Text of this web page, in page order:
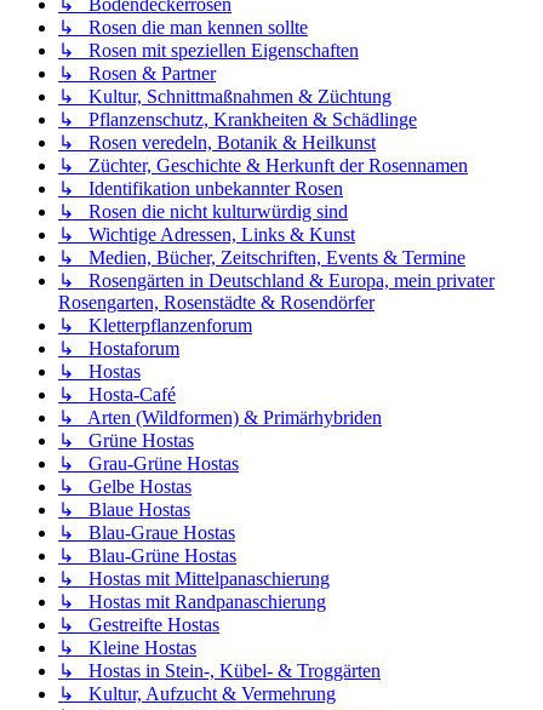
↳ Bodendeckerrosen
↳ Rosen die man kennen sollte
↳ Rosen mit speziellen Eigenschaften
↳ Rosen & Partner
↳ Kultur, Schnittmaßnahmen & Züchtung
↳ Pflanzenschutz, Krankheiten & Schädlinge
↳ Rosen veredeln, Botanik & Heilkunst
↳ Züchter, Geschichte & Herkunft der Rosennamen
↳ Identifikation unbekannter Rosen
↳ Rosen die nicht kulturwürdig sind
↳ Wichtige Adressen, Links & Kunst
↳ Medien, Bücher, Zeitschriften, Events & Termine
↳ Rosengärten in Deutschland & Europa, mein privater
Rosengarten, Rosenstädte & Rosendörfer
↳ Kletterpflanzenforum
↳ Hostaforum
↳ Hostas
↳ Hosta-Café
↳ Arten (Wildformen) & Primärhybriden
↳ Grüne Hostas
↳ Grau-Grüne Hostas
↳ Gelbe Hostas
↳ Blaue Hostas
↳ Blau-Graue Hostas
↳ Blau-Grüne Hostas
↳ Hostas mit Mittelpanaschierung
↳ Hostas mit Randpanaschierung
↳ Gestreifte Hostas
↳ Kleine Hostas
↳ Hostas in Stein-, Kübel- & Troggärten
↳ Kultur, Aufzucht & Vermehrung